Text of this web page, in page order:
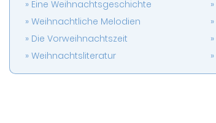
Eine Weihnachtsgeschichte
Weihnachtliche Melodien
Die Vorweihnachtszeit
Weihnachtsliteratur